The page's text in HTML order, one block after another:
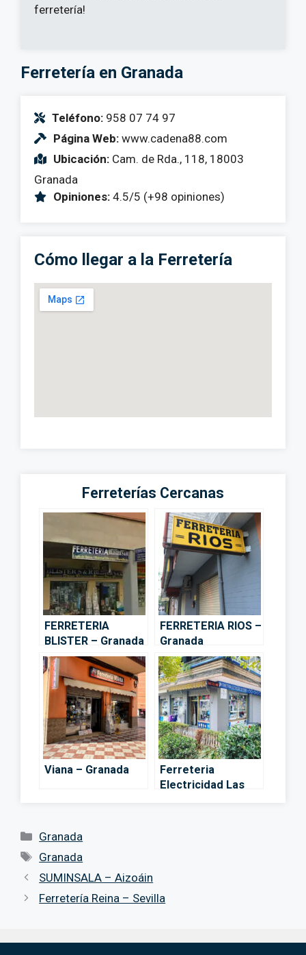
ferretería!
Ferretería en Granada
Teléfono: 958 07 74 97
Página Web: www.cadena88.com
Ubicación: Cam. de Rda., 118, 18003
Granada
Opiniones: 4.5/5 (+98 opiniones)
Cómo llegar a la Ferretería
Ferreterías Cercanas
FERRETERIA
BLISTER – Granada
FERRETERIA RIOS –
Granada
Viana – Granada
Ferreteria
Electricidad Las
Categorías
Granada
Etiquetas
Granada
SUMINSALA – Aizoáin
Ferretería Reina – Sevilla